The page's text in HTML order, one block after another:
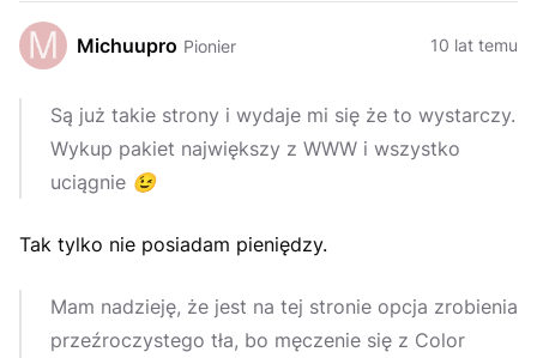
Michuupro Pionier 10 lat temu
Są już takie strony i wydaje mi się że to wystarczy.
Wykup pakiet największy z WWW i wszystko
uciągnie 😉
Tak tylko nie posiadam pieniędzy.
Mam nadzieję, że jest na tej stronie opcja zrobienia
przeźroczystego tła, bo męczenie się z Color